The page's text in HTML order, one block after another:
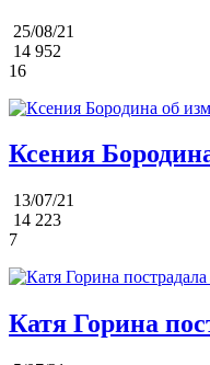
25/08/21
14 952
16
Ксения
13/07/21
14 223
7
Катя Горина